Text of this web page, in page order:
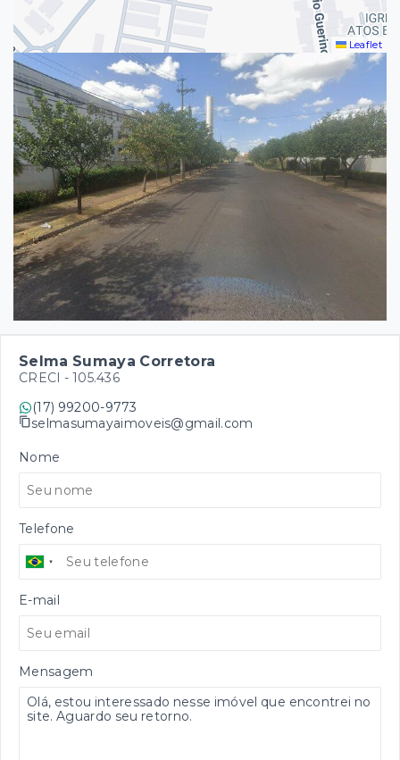
Leaflet
Selma Sumaya Corretora
CRECI - 105.436
(17) 99200-9773
selmasumayaimoveis@gmail.com
Nome
Telefone
E-mail
Mensagem